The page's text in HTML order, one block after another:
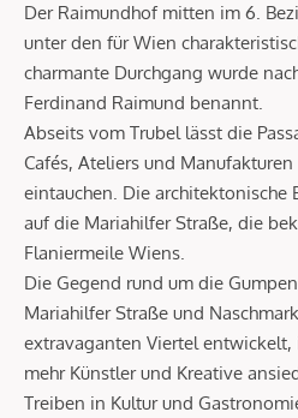
Der Raimundhof mitten im 6.
unter den für Wien
charmante Durchgang wurde
Ferdinand Raimund benannt.
Abseits vom Trubel lässt die
Cafés, Ateliers und
eintauchen. Die architektonische
auf die Mariahilfer Straße, die
Flaniermeile Wiens.
Die Gegend rund um die
Mariahilfer Straße und
extravaganten Viertel
mehr Künstler und Kreative
Treiben in Kultur und